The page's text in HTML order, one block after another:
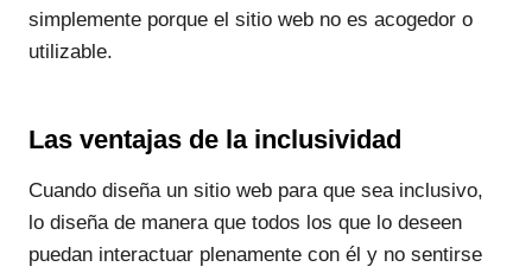
simplemente porque el sitio web no es acogedor o
utilizable.
Las ventajas de la inclusividad
Cuando diseña un sitio web para que sea inclusivo,
lo diseña de manera que todos los que lo deseen
puedan interactuar plenamente con él y no sentirse